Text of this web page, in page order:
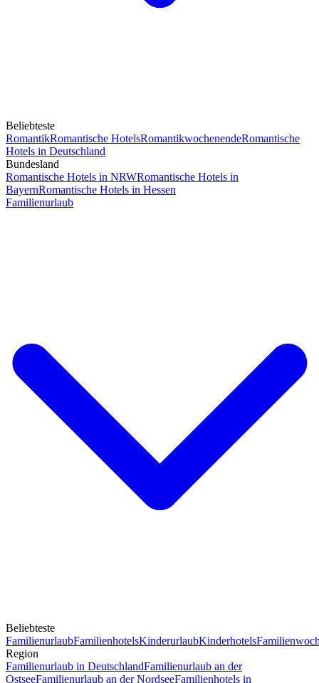
Beliebteste
RomantikRomantische HotelsRomantikwochenendeRomantische
Hotels in Deutschland
Bundesland
Romantische Hotels in NRWRomantische Hotels in
BayernRomantische Hotels in Hessen
Familienurlaub
Beliebteste
FamilienurlaubFamilienhotelsKinderurlaubKinderhotels
Region
Familienurlaub in DeutschlandFamilienurlaub an der
OstseeFamilienurlaub an der NordseeFamilienhotels in